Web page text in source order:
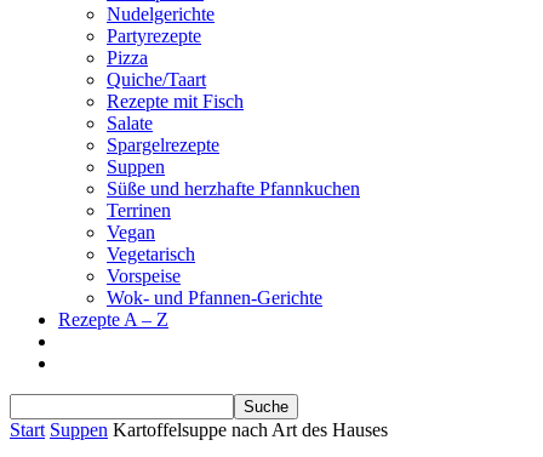
Nudelgerichte
Partyrezepte
Pizza
Quiche/Taart
Rezepte mit Fisch
Salate
Spargelrezepte
Suppen
Süße und herzhafte Pfannkuchen
Terrinen
Vegan
Vegetarisch
Vorspeise
Wok- und Pfannen-Gerichte
Rezepte A – Z
Start Suppen Kartoffelsuppe nach Art des Hauses